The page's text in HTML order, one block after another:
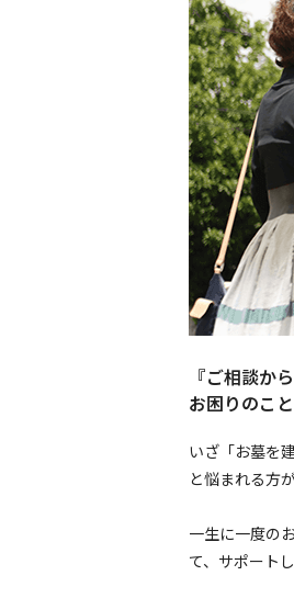
『ご相談か
お困りのこ
いざ「お墓を
と悩まれる方
一生に一度の
て、サポート